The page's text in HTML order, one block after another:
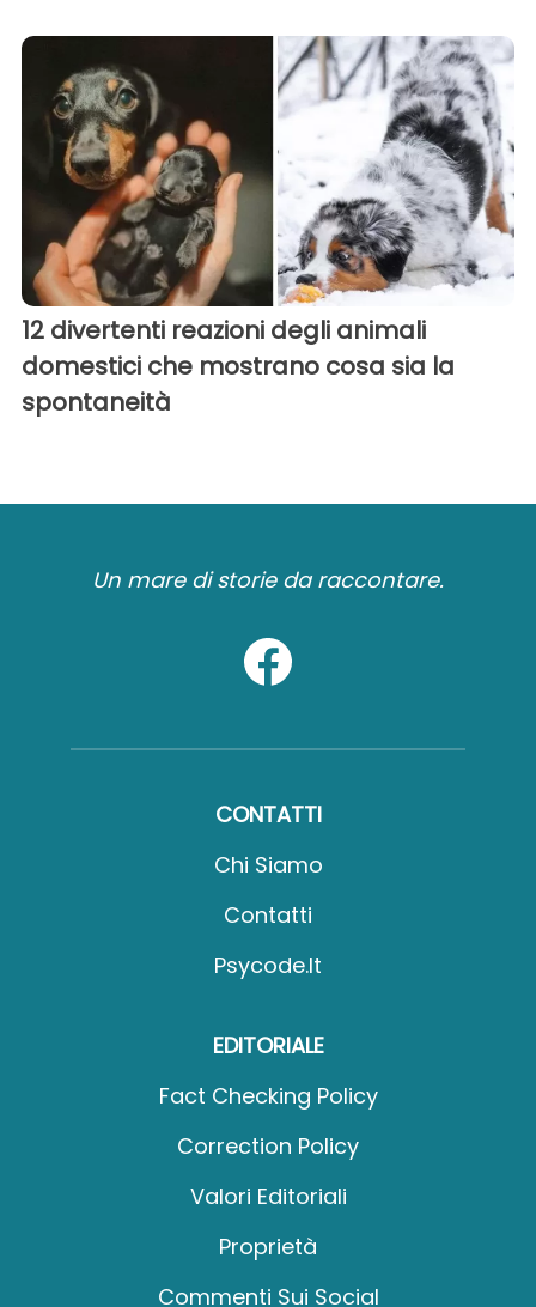
12 divertenti reazioni degli animali
domestici che mostrano cosa sia la
spontaneità
Un mare di storie da raccontare.
CONTATTI
Chi Siamo
Contatti
Psycode.it
EDITORIALE
Fact Checking Policy
Correction Policy
Valori Editoriali
Proprietà
Commenti Sui Social